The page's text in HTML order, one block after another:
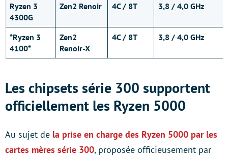
Ryzen 3
4300G
Zen2 Renoir 4C / 8T 3,8 / 4,0 GHz
*Ryzen 3
4100*
Zen2
Renoir-X
4C / 8T 3,8 / 4,0 GHz
Les chipsets série 300 supportent
officiellement les Ryzen 5000
Au sujet de la prise en charge des Ryzen 5000 par les
cartes mères série 300, proposée officieusement par